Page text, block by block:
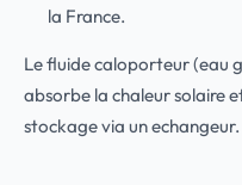
la France.
Le fluide caloporteur (eau
absorbe la chaleur solaire
stockage via un echangeur.